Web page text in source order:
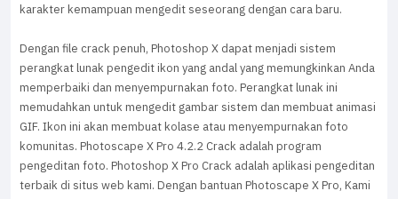
karakter kemampuan mengedit seseorang dengan cara baru.
Dengan file crack penuh, Photoshop X dapat menjadi sistem
perangkat lunak pengedit ikon yang andal yang memungkinkan Anda
memperbaiki dan menyempurnakan foto. Perangkat lunak ini
memudahkan untuk mengedit gambar sistem dan membuat animasi
GIF. Ikon ini akan membuat kolase atau menyempurnakan foto
komunitas. Photoscape X Pro 4.2.2 Crack adalah program
pengeditan foto. Photoshop X Pro Crack adalah aplikasi pengeditan
terbaik di situs web kami. Dengan bantuan Photoscape X Pro, Kami